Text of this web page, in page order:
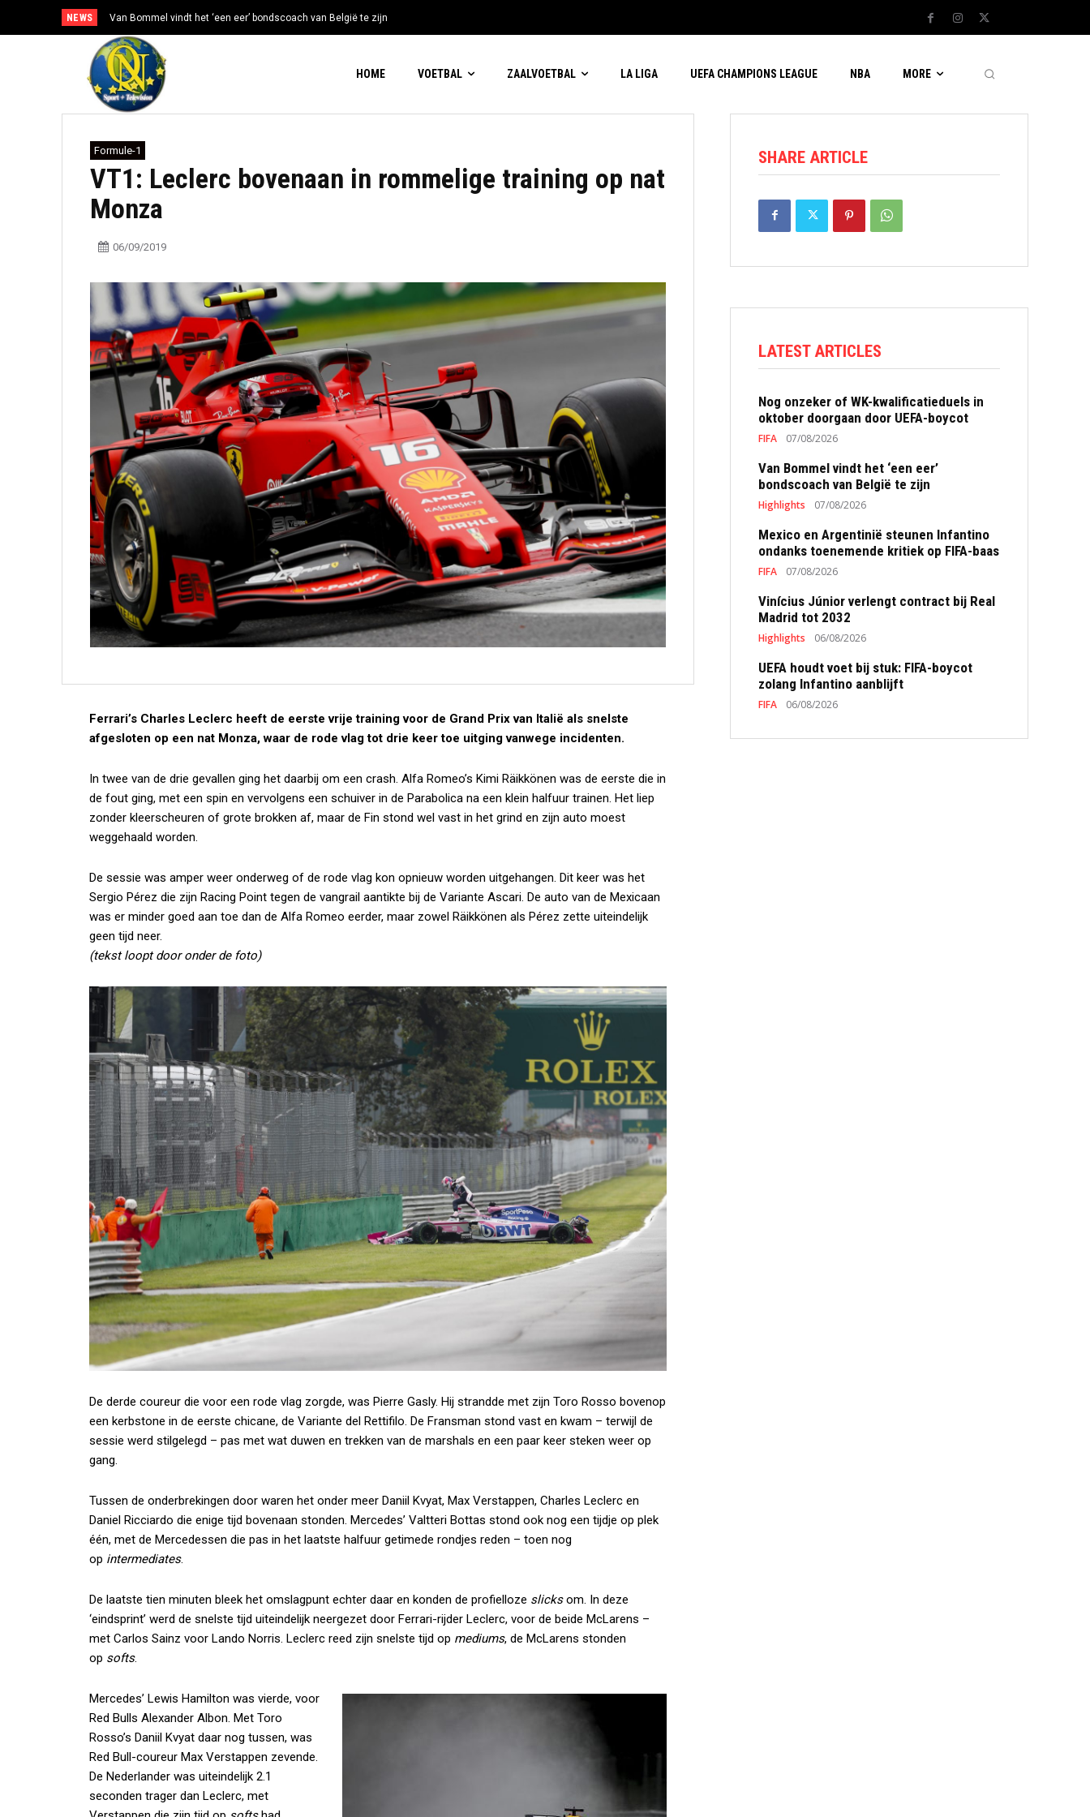
NEWS Van Bommel vindt het ‘een eer’ bondscoach van België te zijn
HOME VOETBAL ZAALVOETBAL LA LIGA UEFA CHAMPIONS LEAGUE NBA MORE
Formule-1
VT1: Leclerc bovenaan in rommelige training op nat
Monza
06/09/2019
Ferrari’s Charles Leclerc heeft de eerste vrije training voor de Grand Prix van Italië als snelste
afgesloten op een nat Monza, waar de rode vlag tot drie keer toe uitging vanwege incidenten.
In twee van de drie gevallen ging het daarbij om een crash. Alfa Romeo’s Kimi Räikkönen was de eerste die in
de fout ging, met een spin en vervolgens een schuiver in de Parabolica na een klein halfuur trainen. Het liep
zonder kleerscheuren of grote brokken af, maar de Fin stond wel vast in het grind en zijn auto moest
weggehaald worden.
De sessie was amper weer onderweg of de rode vlag kon opnieuw worden uitgehangen. Dit keer was het
Sergio Pérez die zijn Racing Point tegen de vangrail aantikte bij de Variante Ascari. De auto van de Mexicaan
was er minder goed aan toe dan de Alfa Romeo eerder, maar zowel Räikkönen als Pérez zette uiteindelijk
geen tijd neer.
(tekst loopt door onder de foto)
De derde coureur die voor een rode vlag zorgde, was Pierre Gasly. Hij strandde met zijn Toro Rosso bovenop
een kerbstone in de eerste chicane, de Variante del Rettifilo. De Fransman stond vast en kwam – terwijl de
sessie werd stilgelegd – pas met wat duwen en trekken van de marshals en een paar keer steken weer op
gang.
Tussen de onderbrekingen door waren het onder meer Daniil Kvyat, Max Verstappen, Charles Leclerc en
Daniel Ricciardo die enige tijd bovenaan stonden. Mercedes’ Valtteri Bottas stond ook nog een tijdje op plek
één, met de Mercedessen die pas in het laatste halfuur getimede rondjes reden – toen nog
op intermediates.
De laatste tien minuten bleek het omslagpunt echter daar en konden de profielloze slicksom. In deze
‘eindsprint’ werd de snelste tijd uiteindelijk neergezet door Ferrari-rijder Leclerc, voor de beide McLarens –
met Carlos Sainz voor Lando Norris. Leclerc reed zijn snelste tijd op mediums, de McLarens stonden
op softs.
Mercedes’ Lewis Hamilton was vierde, voor
Red Bulls Alexander Albon. Met Toro
Rosso’s Daniil Kvyat daar nog tussen, was
Red Bull-coureur Max Verstappen zevende.
De Nederlander was uiteindelijk 2.1
seconden trager dan Leclerc, met
SHARE ARTICLE
LATEST ARTICLES
Nog onzeker of WK-kwalificatieduels in
oktober doorgaan door UEFA-boycot
FIFA 07/08/2026
Van Bommel vindt het ‘een eer’
bondscoach van België te zijn
Highlights 07/08/2026
Mexico en Argentinië steunen Infantino
ondanks toenemende kritiek op FIFA-baas
FIFA 07/08/2026
Vinícius Júnior verlengt contract bij Real
Madrid tot 2032
Highlights 06/08/2026
UEFA houdt voet bij stuk: FIFA-boycot
zolang Infantino aanblijft
FIFA 06/08/2026